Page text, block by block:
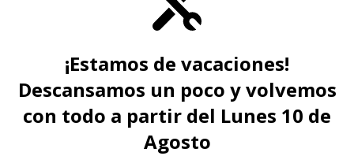
¡Estamos de vacaciones!
Descansamos un poco y volvemos
con todo a partir del Lunes 10 de
Agosto